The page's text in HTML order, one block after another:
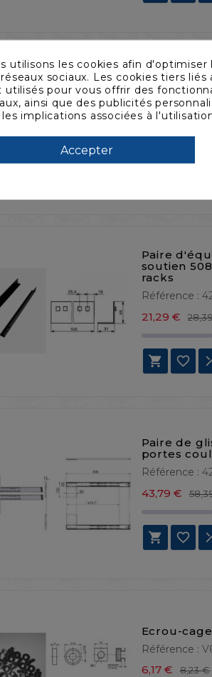
Profilé de
trous
Référence :
Paire
soutien
racks
Référence :
21,29 €
 
Paire de
portes
Référence :
43,79 €
 
Ecrou-
Référence :
6,17 € 8,23 €
utilisons les cookies afin
sociaux. Les cookies tiers
utilisés pour vous offrir des
ainsi que des publicités
les implications associées à
Accepter